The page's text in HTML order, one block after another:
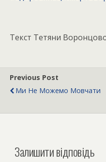
Текст Тетяни
Previous Post
Ми Не Можемо Мовчати
Залишити відповідь